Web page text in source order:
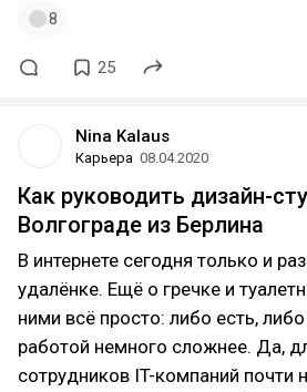
8
25
Nina Kalaus
Карьера 08.04.2020
Как руководить дизайн-
Волгограде из Берлина
В интернете сегодня только и
удалёнке. Ещё о гречке и
ними всё просто: либо есть,
работой немного сложнее. Да,
сотрудников IT-компаний почти